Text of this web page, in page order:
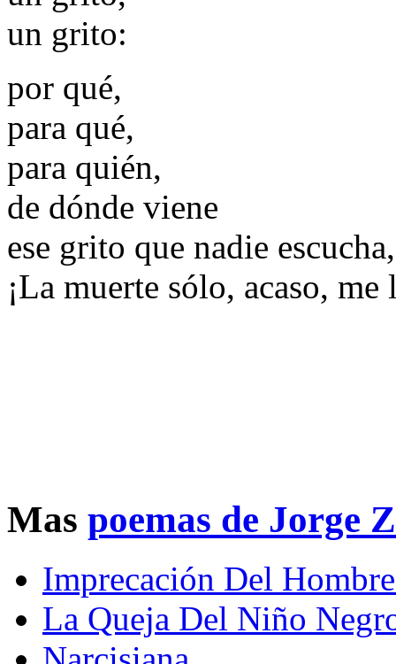
un grito:
por qué,
para qué,
para quién,
de dónde viene
ese grito que nadie
¡La muerte sólo, acaso,
Mas poemas de Jorge
Imprecación Del
La Queja Del Niño